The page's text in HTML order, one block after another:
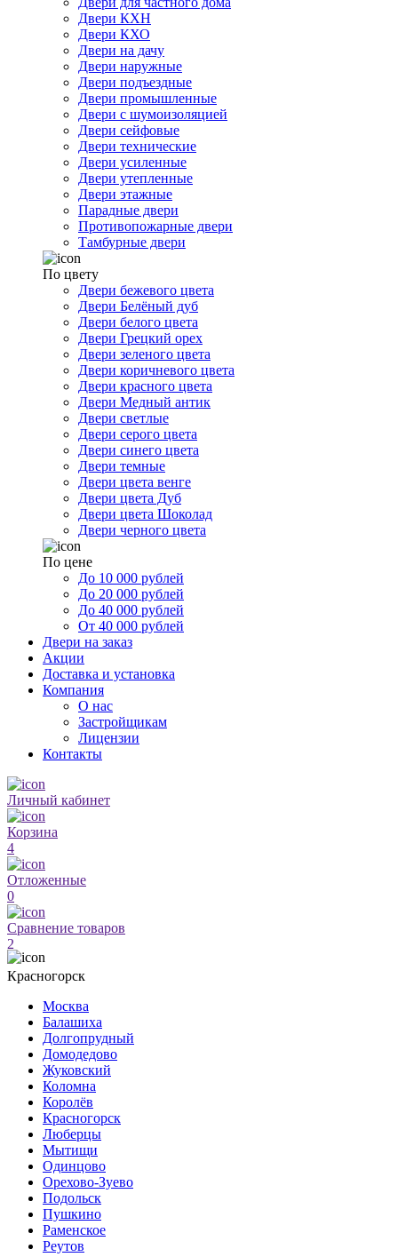
Двери КХН
Двери КХО
Двери на дачу
Двери наружные
Двери подъездные
Двери промышленные
Двери с шумоизоляцией
Двери сейфовые
Двери технические
Двери усиленные
Двери утепленные
Двери этажные
Парадные двери
Противопожарные двери
Тамбурные двери
По цвету
Двери бежевого цвета
Двери Белёный дуб
Двери белого цвета
Двери Грецкий орех
Двери зеленого цвета
Двери коричневого цвета
Двери красного цвета
Двери Медный антик
Двери светлые
Двери серого цвета
Двери синего цвета
Двери темные
Двери цвета венге
Двери цвета Дуб
Двери цвета Шоколад
Двери черного цвета
По цене
До 10 000 рублей
До 20 000 рублей
До 40 000 рублей
От 40 000 рублей
Двери на заказ
Акции
Доставка и установка
Компания
О нас
Застройщикам
Лицензии
Контакты
Личный кабинет
Корзина
4
Отложенные
0
Сравнение товаров
2
Красногорск
Москва
Балашиха
Долгопрудный
Домодедово
Жуковский
Коломна
Королёв
Красногорск
Люберцы
Мытищи
Одинцово
Орехово-Зуево
Подольск
Пушкино
Раменское
Реутов